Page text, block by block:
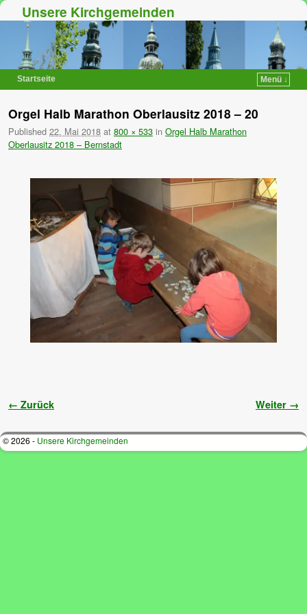
Unsere Kirchgemeinden
Startseite
Menü ↓
Orgel Halb Marathon Oberlausitz 2018 – 20
Published 22. Mai 2018 at 800 × 533 in Orgel Halb Marathon
Oberlausitz 2018 – Bernstadt
Bilder-Navigation
← Zurück Weiter →
© 2026 - Unsere Kirchgemeinden